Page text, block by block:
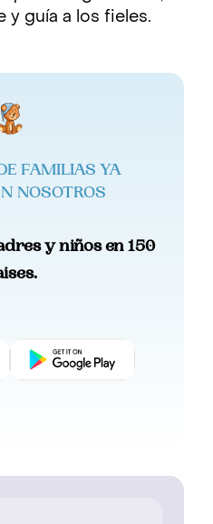
y guía a los fieles.
FAMILIAS YA
NOSOTROS
y niños en 150